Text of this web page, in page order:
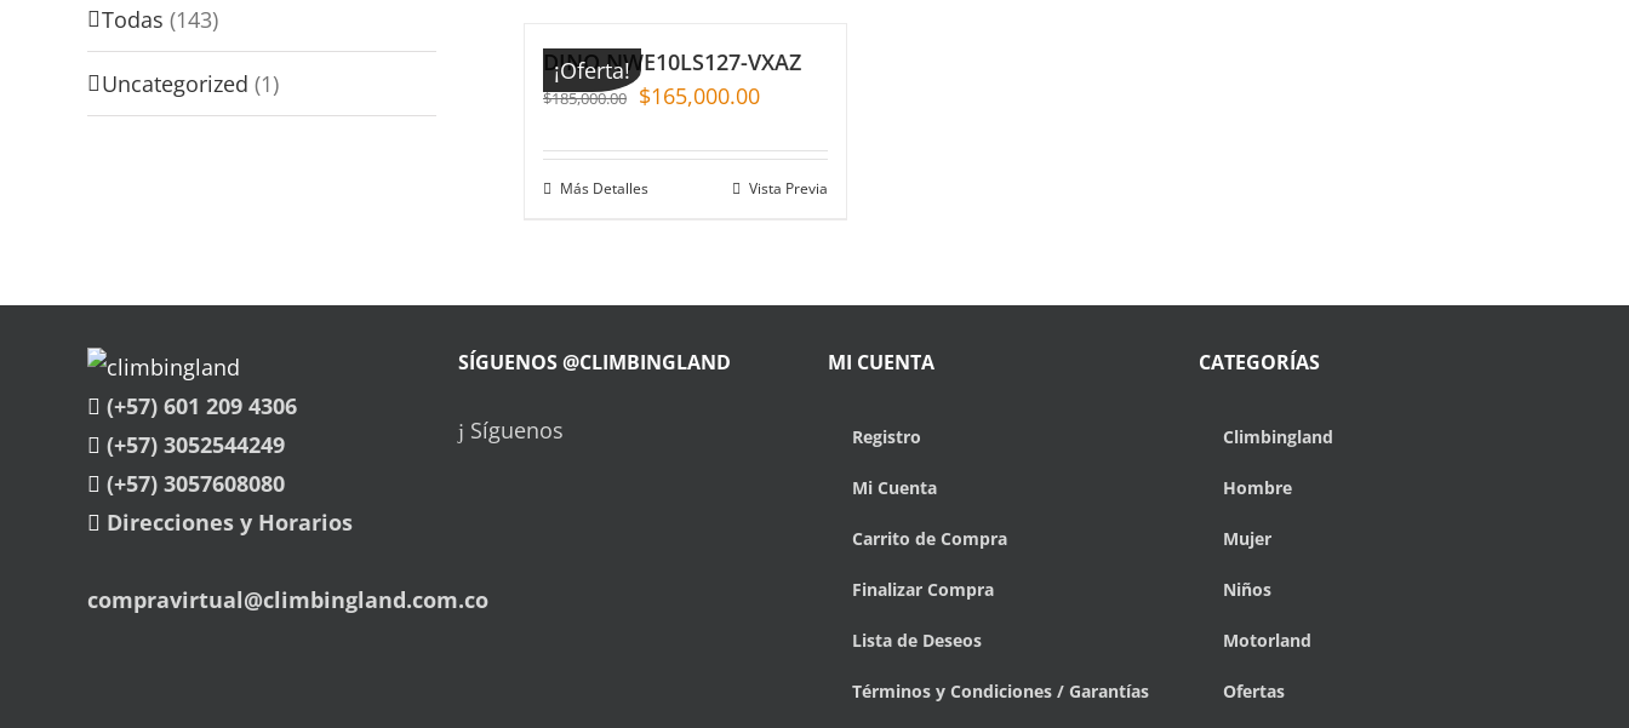
¡Oferta!
DINO NWE10LS127-VXAZ
$185,000.00 $165,000.00
Más Detalles Vista Previa
Todas (143)
Uncategorized (1)
(+57) 601 209 4306
(+57) 3052544249
(+57) 3057608080
Direcciones y Horarios
compravirtual@climbingland.com.co
SÍGUENOS @CLIMBINGLAND
Síguenos
MI CUENTA
Registro
Mi Cuenta
Carrito de Compra
Finalizar Compra
Lista de Deseos
Términos y Condiciones / Garantías
CATEGORÍAS
Climbingland
Hombre
Mujer
Niños
Motorland
Ofertas